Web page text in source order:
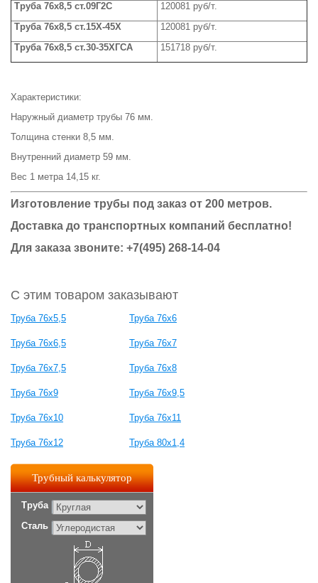
Труба 76x8,5 ст.09Г2С
120081 руб/т.
Труба 76x8,5 ст.15Х-45Х
120081 руб/т.
Труба 76x8,5 ст.30-35ХГСА 151718 руб/т.
Характеристики:
Наружный диаметр трубы 76 мм.
Толщина стенки 8,5 мм.
Внутренний диаметр 59 мм.
Вес 1 метра 14,15 кг.
Изготовление трубы под заказ от 200 метров.
Доставка до транспортных компаний бесплатно!
Для заказа звоните: +7(495) 268-14-04
С этим товаром заказывают
Труба 76x5,5 Труба 76x6
Труба 76x6,5 Труба 76x7
Труба 76x7,5 Труба 76x8
Труба 76x9 Труба 76x9,5
Труба 76x10 Труба 76x11
Труба 76x12 Труба 80x1,4
Трубный калькулятор
Труба
Сталь